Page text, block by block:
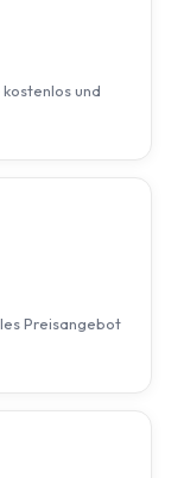
kostenlos und
Preisangebot